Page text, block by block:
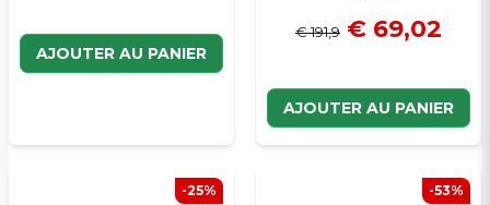
AJOUTER AU PANIER
€ 191,9 € 69,02
AJOUTER AU PANIER
-25% -53%